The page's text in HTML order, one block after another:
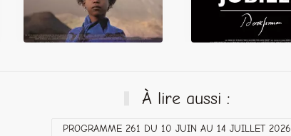
À lire aussi :
PROGRAMME 261 DU 10 JUIN AU 14 JUILLET 2026